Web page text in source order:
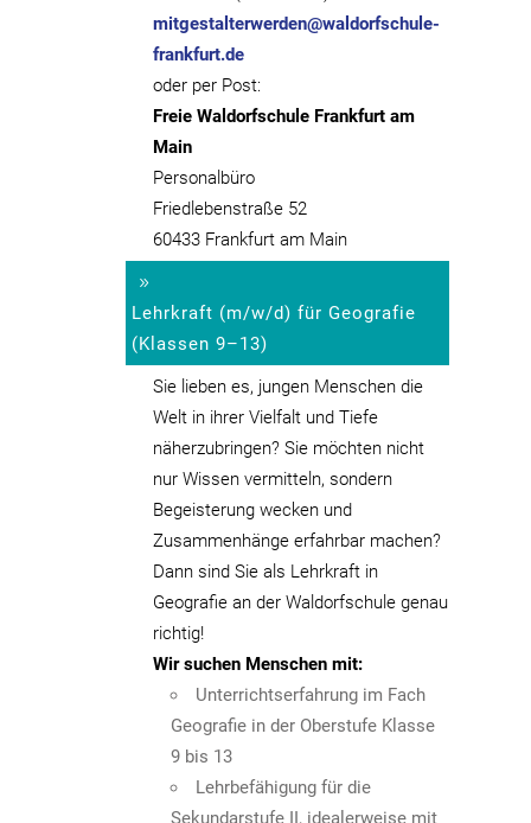
mitgestalterwerden@waldorfschule-
frankfurt.de
oder per Post:
Freie Waldorfschule Frankfurt am
Main
Personalbüro
Friedlebenstraße 52
60433 Frankfurt am Main
Lehrkraft (m/w/d) für Geografie
(Klassen 9–13)
Sie lieben es, jungen Menschen die
Welt in ihrer Vielfalt und Tiefe
näherzubringen? Sie möchten nicht
nur Wissen vermitteln, sondern
Begeisterung wecken und
Zusammenhänge erfahrbar machen?
Dann sind Sie als Lehrkraft in
Geografie an der Waldorfschule genau
richtig!
Wir suchen Menschen mit:
Unterrichtserfahrung im Fach
Geografie in der Oberstufe Klasse
9 bis 13
Lehrbefähigung für die
Sekundarstufe II, idealerweise mit